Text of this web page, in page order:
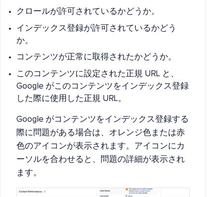
クロールが許可されているかどうか。
インデックス登録が許可されているかどう
か。
コンテンツが正常に取得されたかどうか。
このコンテンツに設定された正規 URL と、
Google がこのコンテンツをインデックス登録
した際に使用した正規 URL。
Google がコンテンツをインデックス登録する
際に問題がある場合は、オレンジ色または赤
色のアイコンが表示されます。アイコンにカ
ーソルを合わせると、問題の詳細が表示され
ます。